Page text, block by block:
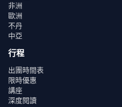
非洲
歐洲
不丹
中亞
行程
出團時間表
限時優惠
講座
深度閱讀